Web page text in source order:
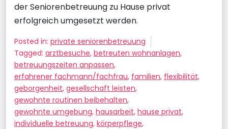
der Seniorenbetreuung zu Hause privat
erfolgreich umgesetzt werden.
Posted in: private seniorenbetreuung
Tagged: arztbesuche, betreuten wohnanlagen,
betreuungszeiten anpassen,
erfahrener fachmann/fachfrau, familien, flexibilität,
geborgenheit, gesellschaft leisten,
gewohnte routinen beibehalten,
gewohnte umgebung, hausarbeit, hause privat,
individuelle betreuung, körperpflege,